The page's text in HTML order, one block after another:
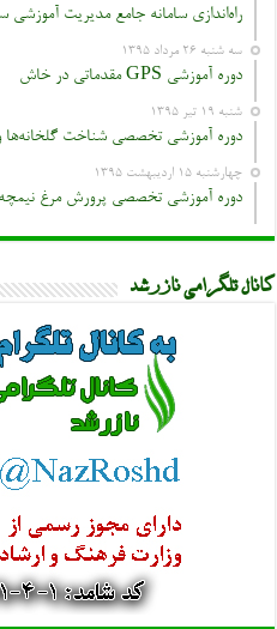
راه‌اندازی سامانه جامع مدیریت آموزشی
سه شنبه ۲۶ مرداد ۱۳۹۵
دوره آموزشی GPS مقدماتی در خاش
شنبه ۱۹ تیر ۱۳۹۵
دوره آموزشی تخصصی شناخت گلخانه‌ها
چهارشنبه ۱۵ اردیبهشت ۱۳۹۵
دوره آموزشی تخصصی پرورش مرغ
کانال تلگرامی نازرشد